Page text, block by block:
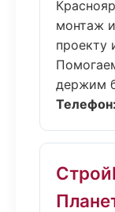
монтаж
проекту
держим
Телефон: